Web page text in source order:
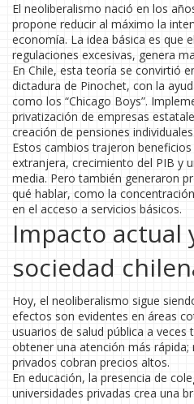
El neoliberalismo nació en los
propone reducir al máximo la
economía. La idea básica es que
regulaciones excesivas, genera
En Chile, esta teoría se convirtió
dictadura de Pinochet, con la
como los “Chicago Boys”.
privatización de empresas
creación de pensiones individuales.
Estos cambios trajeron
extranjera, crecimiento del PIB y
media. Pero también generaron
qué hablar, como la
en el acceso a servicios básicos.
Impacto actual
sociedad
Hoy, el neoliberalismo sigue
efectos son evidentes en áreas
usuarios de salud pública a veces
obtener una atención más
privados cobran precios altos.
En educación, la presencia de
universidades privadas crea una